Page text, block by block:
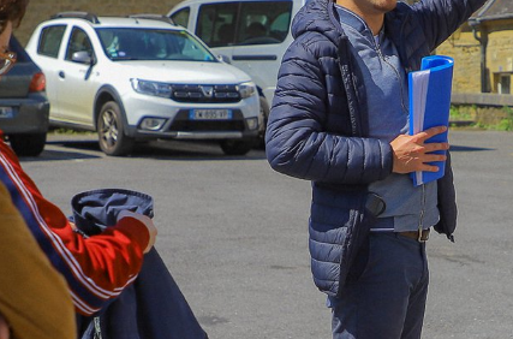
Demande de panneaux
électroniques
Offres d'emploi